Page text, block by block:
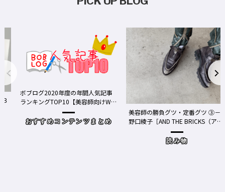
ボブログ2020年度の年間人気記事
ランキングTOP10【美容師向けWe
おすすめコンテンツまとめ
美容師の勝負グツ・定番グツ ③－
野口綾子［AND THE BRICKS（アン
ドザブリックス）／神奈川県鎌倉
読み物